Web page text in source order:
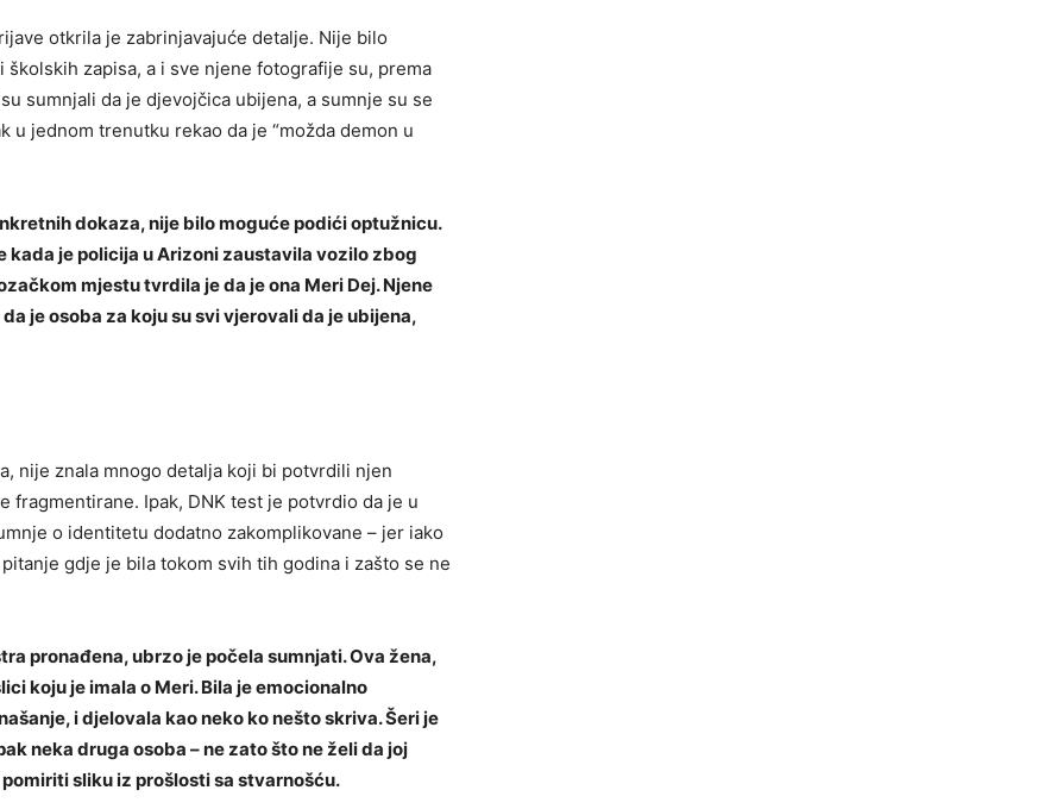
otkrila je zabrinjavajuće detalje. Nije bilo
školskih zapisa, a i sve njene fotografije su, prema
sumnjali da je djevojčica ubijena, a sumnje su se
u jednom trenutku rekao da je “možda demon u
dokaza, nije bilo moguće podići optužnicu.
kada je policija u Arizoni zaustavila vozilo zbog
mjestu tvrdila je da je ona Meri Dej. Njene
je osoba za koju su svi vjerovali da je ubijena,
nije znala mnogo detalja koji bi potvrdili njen
Ipak, DNK test je potvrdio da je u
o identitetu dodatno zakomplikovane – jer iako
gdje je bila tokom svih tih godina i zašto se ne
pronađena, ubrzo je počela sumnjati. Ova žena,
koju je imala o Meri. Bila je emocionalno
i djelovala kao neko ko nešto skriva. Šeri je
neka druga osoba – ne zato što ne želi da joj
sliku iz prošlosti sa stvarnošću.